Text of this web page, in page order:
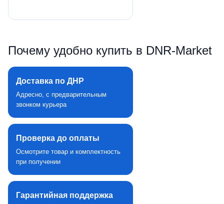
Почему удобно купить в DNR‑Market
Доставка по ДНР
Адресно, с предварительным
звонком курьера
Проверка до оплаты
Осмотрите товар и комплектность
при получении
Гарантийная поддержка